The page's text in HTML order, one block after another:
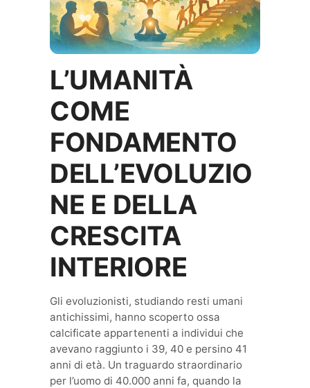
L’UMANITÀ
COME
FONDAMENTO
DELL’EVOLUZIO
NE E DELLA
CRESCITA
INTERIORE
Gli evoluzionisti, studiando resti umani
antichissimi, hanno scoperto ossa
calcificate appartenenti a individui che
avevano raggiunto i 39, 40 e persino 41
anni di età. Un traguardo straordinario
per l’uomo di 40.000 anni fa, quando la